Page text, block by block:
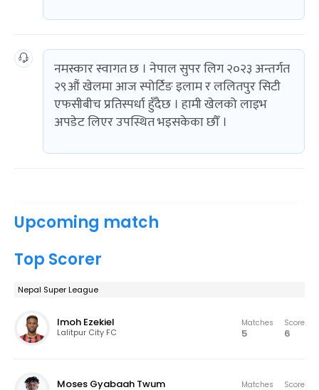
नमस्कार स्वागत छ । नेपाल सुपर लिग २०२३ अन्तर्गत
२९औं खेलमा आज स्पोर्टिङ इलाम र ललितपुर सिटी
एफसीबीच प्रतिस्पर्धा हुँदैछ । हामी खेलको लाइभ
अपडेट लिएर उपस्थित भइसकेका छौँ ।
Upcoming match
Top Scorer
Nepal Super League
Imoh Ezekiel
Lalitpur City FC
Matches
5
Score
6
Moses Gyabaah Twum Matches Score